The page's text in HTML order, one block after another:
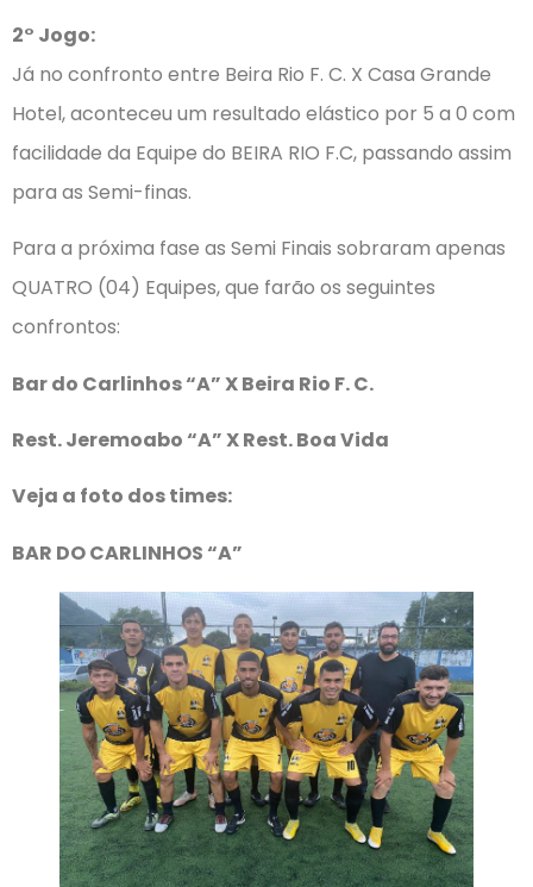
2° Jogo:
Já no confronto entre Beira Rio F. C. X Casa Grande
Hotel, aconteceu um resultado elástico por 5 a 0 com
facilidade da Equipe do BEIRA RIO F.C, passando assim
para as Semi-finas.
Para a próxima fase as Semi Finais sobraram apenas
QUATRO (04) Equipes, que farão os seguintes
confrontos:
Bar do Carlinhos “A” X Beira Rio F. C.
Rest. Jeremoabo “A” X Rest. Boa Vida
Veja a foto dos times:
BAR DO CARLINHOS “A”